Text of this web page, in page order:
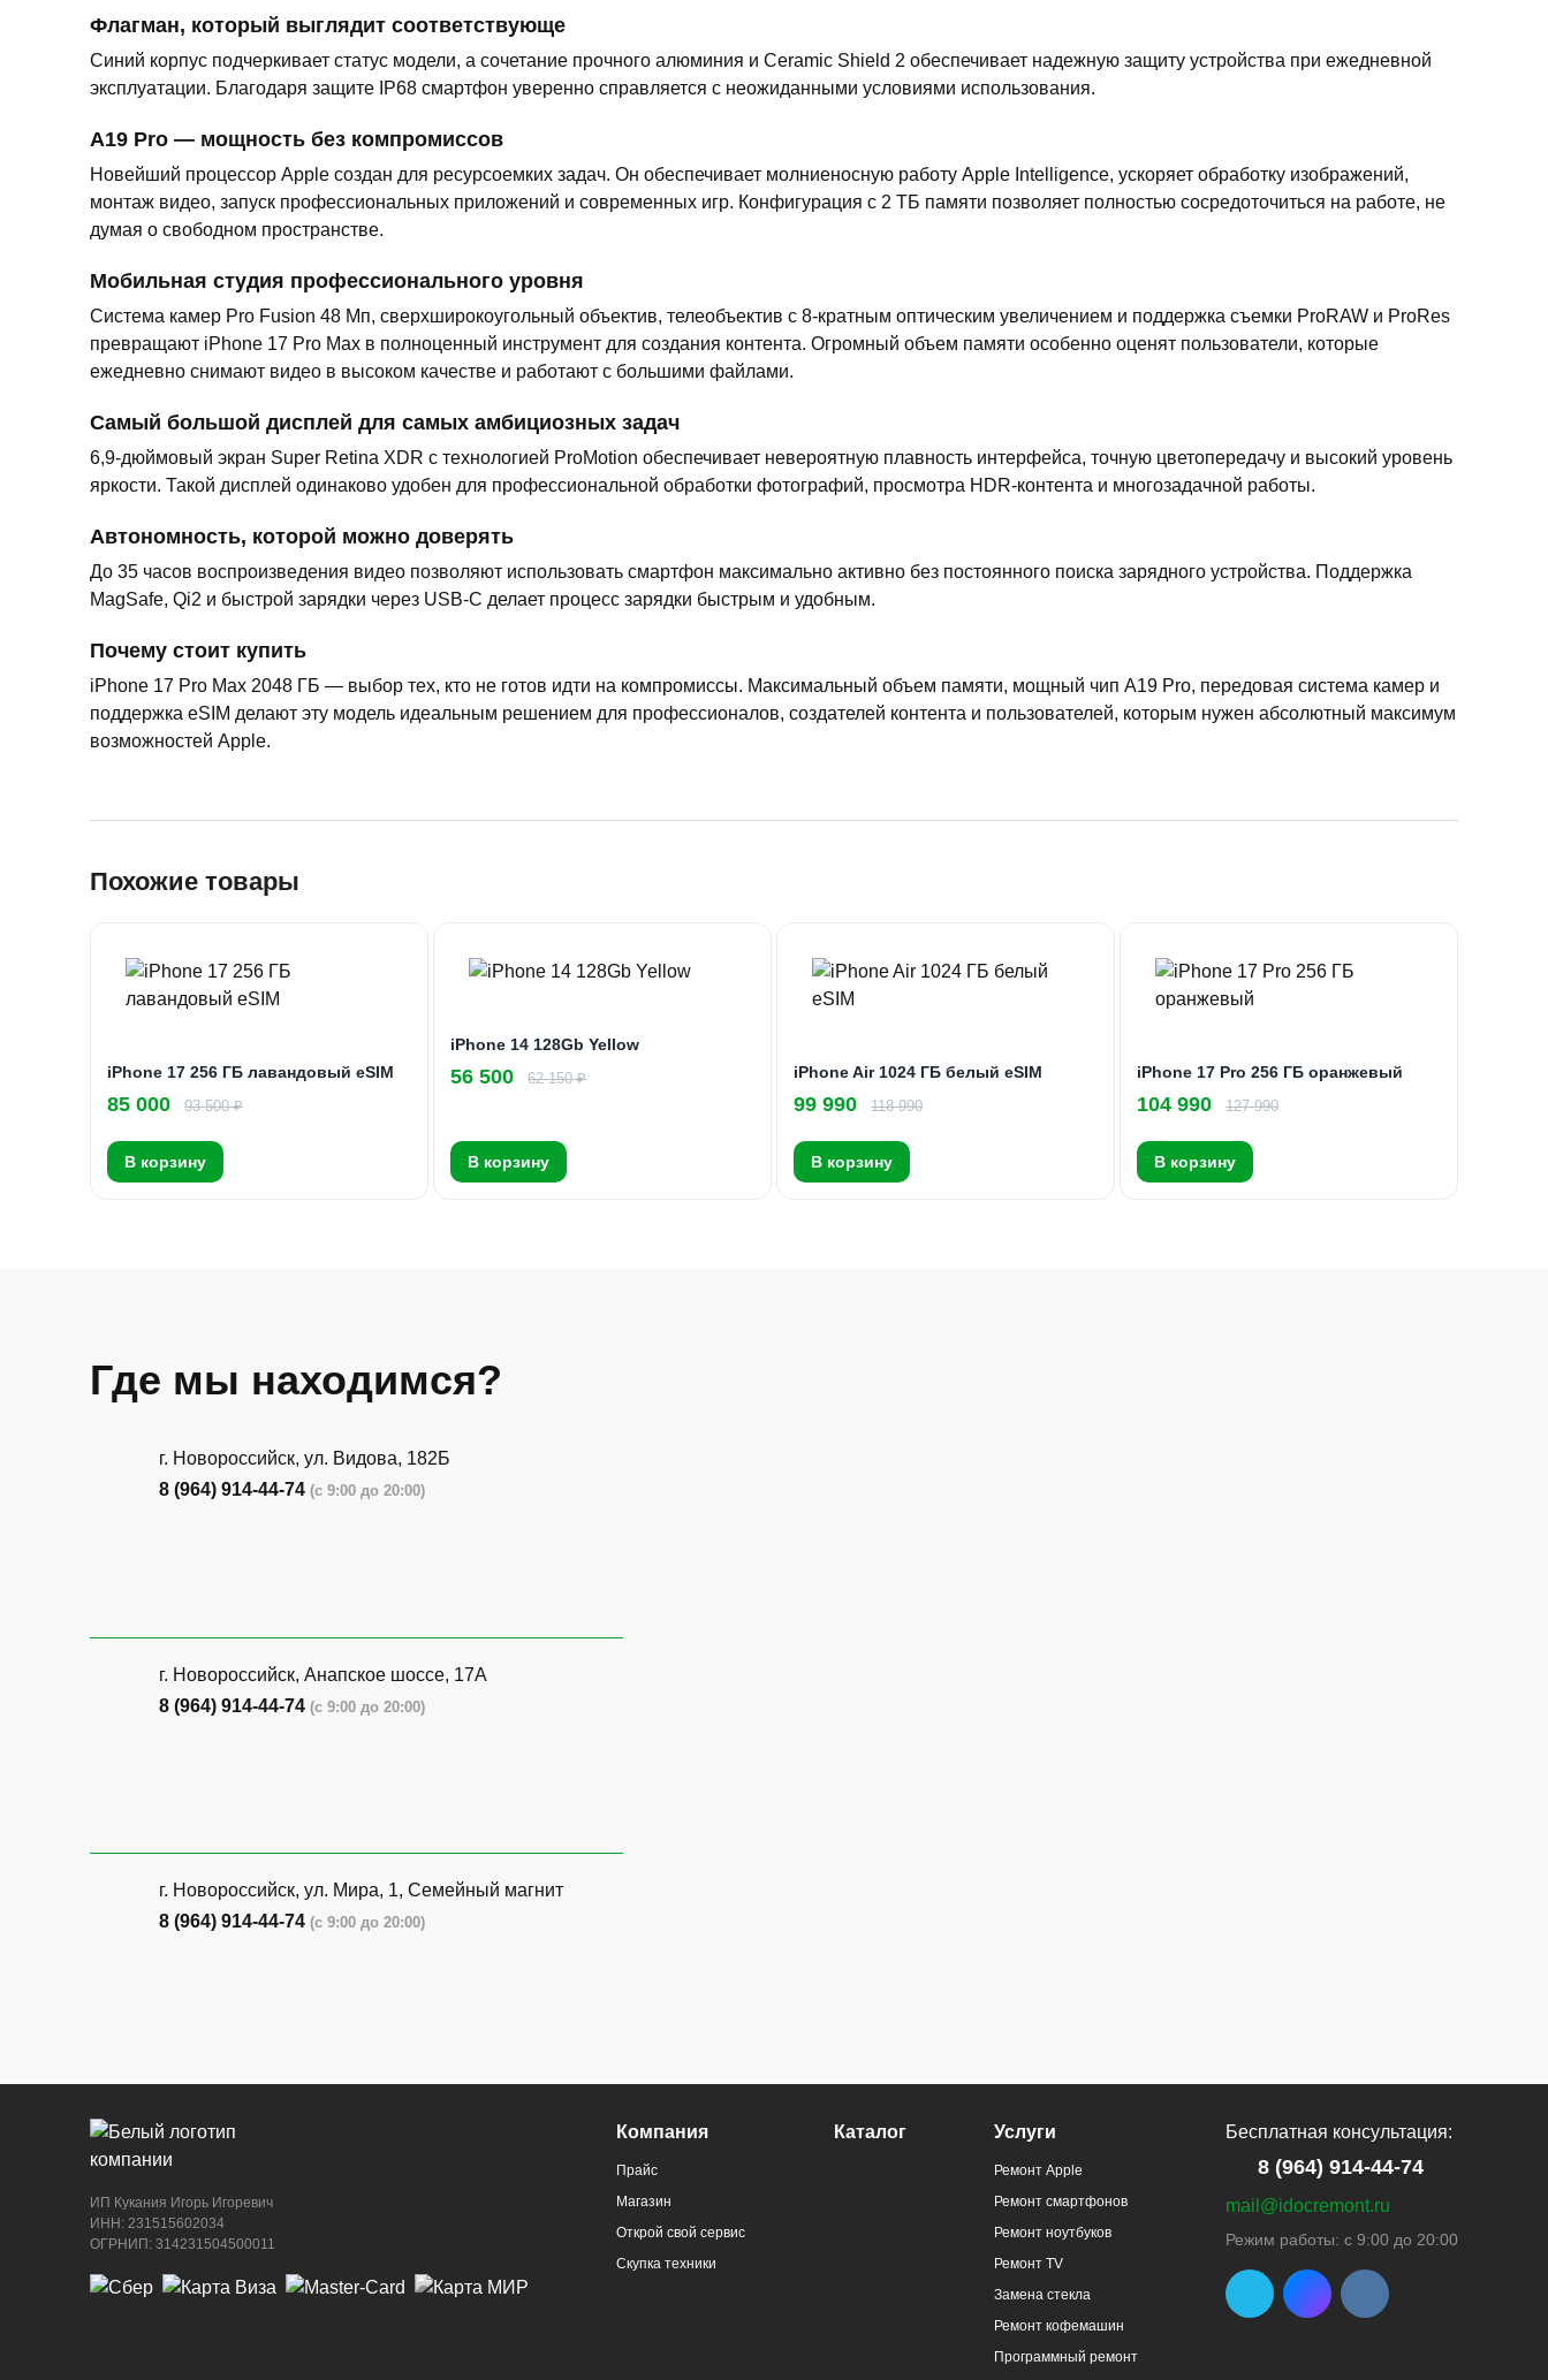
Флагман, который выглядит соответствующе
Синий корпус подчеркивает статус модели, а сочетание прочного алюминия и Ceramic Shield 2 обеспечивает надежную защиту устройства при ежедневной
эксплуатации. Благодаря защите IP68 смартфон уверенно справляется с неожиданными условиями использования.
A19 Pro — мощность без компромиссов
Новейший процессор Apple создан для ресурсоемких задач. Он обеспечивает молниеносную работу Apple Intelligence, ускоряет обработку изображений,
монтаж видео, запуск профессиональных приложений и современных игр. Конфигурация с 2 ТБ памяти позволяет полностью сосредоточиться на работе, не
думая о свободном пространстве.
Мобильная студия профессионального уровня
Система камер Pro Fusion 48 Мп, сверхширокоугольный объектив, телеобъектив с 8-кратным оптическим увеличением и поддержка съемки ProRAW и ProRes
превращают iPhone 17 Pro Max в полноценный инструмент для создания контента. Огромный объем памяти особенно оценят пользователи, которые
ежедневно снимают видео в высоком качестве и работают с большими файлами.
Самый большой дисплей для самых амбициозных задач
6,9-дюймовый экран Super Retina XDR с технологией ProMotion обеспечивает невероятную плавность интерфейса, точную цветопередачу и высокий уровень
яркости. Такой дисплей одинаково удобен для профессиональной обработки фотографий, просмотра HDR-контента и многозадачной работы.
Автономность, которой можно доверять
До 35 часов воспроизведения видео позволяют использовать смартфон максимально активно без постоянного поиска зарядного устройства. Поддержка
MagSafe, Qi2 и быстрой зарядки через USB-C делает процесс зарядки быстрым и удобным.
Почему стоит купить
iPhone 17 Pro Max 2048 ГБ — выбор тех, кто не готов идти на компромиссы. Максимальный объем памяти, мощный чип A19 Pro, передовая система камер и
поддержка eSIM делают эту модель идеальным решением для профессионалов, создателей контента и пользователей, которым нужен абсолютный максимум
возможностей Apple.
Похожие товары
iPhone 17 256 ГБ лавандовый eSIM
85 000 93 500 ₽
В корзину
iPhone 14 128Gb Yellow
56 500 62 150 ₽
В корзину
iPhone Air 1024 ГБ белый eSIM
99 990 118 990
В корзину
iPhone 17 Pro 256 ГБ оранжевый
104 990 127 990
В корзину
Где мы находимся?
г. Новороссийск, ул. Видова, 182Б
8 (964) 914-44-74 (с 9:00 до 20:00)
г. Новороссийск, Анапское шоссе, 17А
8 (964) 914-44-74 (с 9:00 до 20:00)
г. Новороссийск, ул. Мира, 1, Семейный магнит
8 (964) 914-44-74 (с 9:00 до 20:00)
рынок (напротив павильона с животными)
8 (964) 914-44-74
ИП Кукания Игорь Игоревич
ИНН: 231515602034
ОГРНИП: 314231504500011
Компания
Прайс
Магазин
Открой свой сервис
Скупка техники
Каталог Услуги
Ремонт Apple
Ремонт смартфонов
Ремонт ноутбуков
Ремонт TV
Замена стекла
Ремонт кофемашин
Программный ремонт
Бесплатная консультация:
8 (964) 914-44-74
mail@idocremont.ru
Режим работы: с 9:00 до 20:00